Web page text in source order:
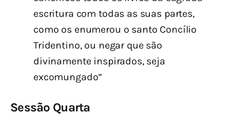
escritura com todas as suas partes,
como os enumerou o santo Concílio
Tridentino, ou negar que são
divinamente inspirados, seja
excomungado”
Sessão Quarta